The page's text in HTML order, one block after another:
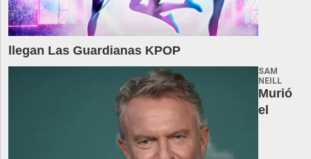
llegan Las Guardianas KPOP
SAM
NEILL
Murió
el